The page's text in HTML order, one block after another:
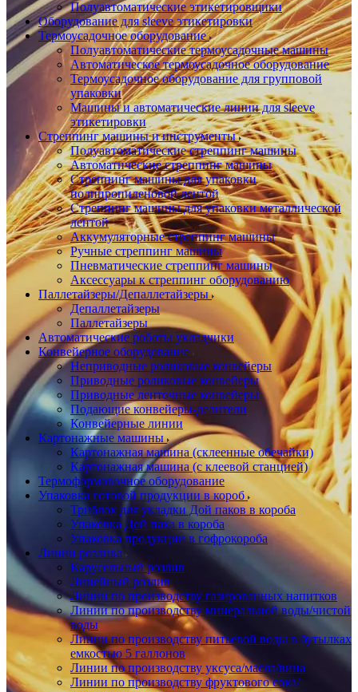
Полуавтоматические этикетировщики
Оборудование для sleeve этикетировки
Термоусадочное оборудование
Полуавтоматические термоусадочные машины
Автоматическое термоусадочное оборудование
Термоусадочное оборудование для групповой
упаковки
Машины и автоматические линии для sleeve
этикетировки
Стреппинг машины и инструменты
Полуавтоматические стреппинг машины
Автоматические стреппинг машины
Стреппинг машины для упаковки
полипропиленовой лентой
Стреппинг машины для упаковки металлической
лентой
Аккумуляторные стреппинг машины
Ручные стреппинг машины
Пневматические стреппинг машины
Аксессуары к стреппинг оборудованию
Паллетайзеры/Депаллетайзеры
Депаллетайзеры
Паллетайзеры
Автоматические роботы укладчики
Конвейерное оборудование
Неприводные роликовые конвейеры
Приводные роликовые конвейеры
Приводные ленточные конвейеры
Подающие конвейеры-делители
Конвейерные линии
Картонажные машины
Картонажная машина (склеенные обечайки)
Картонажная машина (с клеевой станцией)
Термоформовочное оборудование
Упаковка готовой продукции в короб
Триблок для укладки Дой паков в короба
Упаковка Дой пака в короба
Упаковка продукции в гофрокороба
Линии розлива
Карусельный розлив
Линейный розлив
Линии по производству газированных напитков
Линии по производству минеральной воды/чистой
воды
Линии по производству питьевой воды в бутылках
емкостью 5 галлонов
Линии по производству уксуса/масла/вина
Линии по производству фруктового сока/